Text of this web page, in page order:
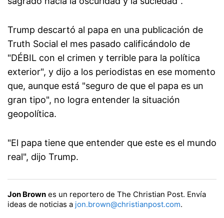
Trump descartó al papa en una publicación de
Truth Social el mes pasado calificándolo de
"DÉBIL con el crimen y terrible para la política
exterior", y dijo a los periodistas en ese momento
que, aunque está "seguro de que el papa es un
gran tipo", no logra entender la situación
geopolítica.
"El papa tiene que entender que este es el mundo
real", dijo Trump.
Jon Brown es un reportero de The Christian Post. Envía
ideas de noticias a jon.brown@christianpost.com.